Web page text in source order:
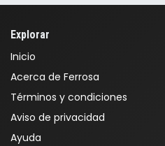
Explorar
Inicio
Acerca de Ferrosa
Términos y condiciones
Aviso de privacidad
Ayuda